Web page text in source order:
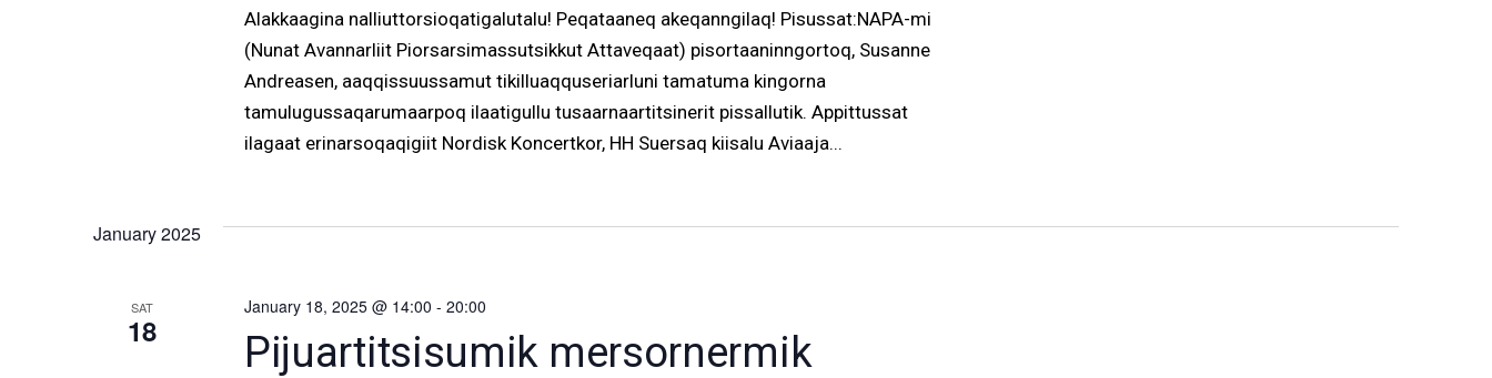
Alakkaagina nalliuttorsioqatigalutalu! Peqataaneq akeqanngilaq! Pisussat:NAPA-mi
(Nunat Avannarliit Piorsarsimassutsikkut Attaveqaat) pisortaaninngortoq, Susanne
Andreasen, aaqqissuussamut tikilluaqquseriarluni tamatuma kingorna
tamulugussaqarumaarpoq ilaatigullu tusaarnaartitsinerit pissallutik. Appittussat
ilagaat erinarsoqaqigiit Nordisk Koncertkor, HH Suersaq kiisalu Aviaaja...
January 2025
SAT
18
Pijuartitsisumik mersornermik
January 18, 2025 @ 14:00 - 20:00